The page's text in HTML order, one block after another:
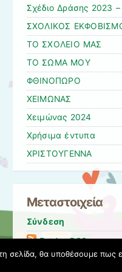
Σχέδιο Δράσης 2023
ΣΧΟΛΙΚΟΣ
ΤΟ ΣΧΟΛΕΙΟ ΜΑΣ
ΤΟ ΣΩΜΑ ΜΟΥ
ΦΘΙΝΟΠΩΡΟ
ΧΕΙΜΩΝΑΣ
Χειμώνας 2024
Χρήσιμα έντυπα
ΧΡΙΣΤΟΥΓΕΝΝΑ
Μεταστοιχεία
Σύνδεση
EntriesRSS
CommentsRSS
σελίδα, θα υποθέσουμε πως